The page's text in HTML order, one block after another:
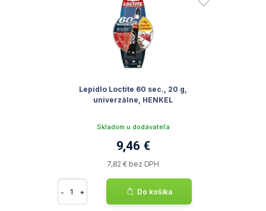
Lepidlo Loctite 60 sec., 20 g,
univerzálne, HENKEL
Skladom u dodávateľa
9,46 €
7,82 € bez DPH
- + Do košíka